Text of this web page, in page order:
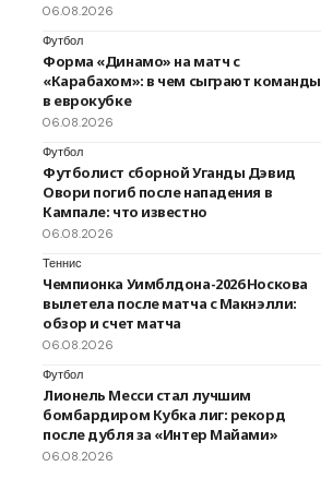
06.08.2026
Футбол
Форма «Динамо» на матч с
«Карабахом»: в чем сыграют команды
в еврокубке
06.08.2026
Футбол
Футболист сборной Уганды Дэвид
Овори погиб после нападения в
Кампале: что известно
06.08.2026
Теннис
Чемпионка Уимблдона-2026 Носкова
вылетела после матча с Макнэлли:
обзор и счет матча
06.08.2026
Футбол
Лионель Месси стал лучшим
бомбардиром Кубка лиг: рекорд
после дубля за «Интер Майами»
06.08.2026